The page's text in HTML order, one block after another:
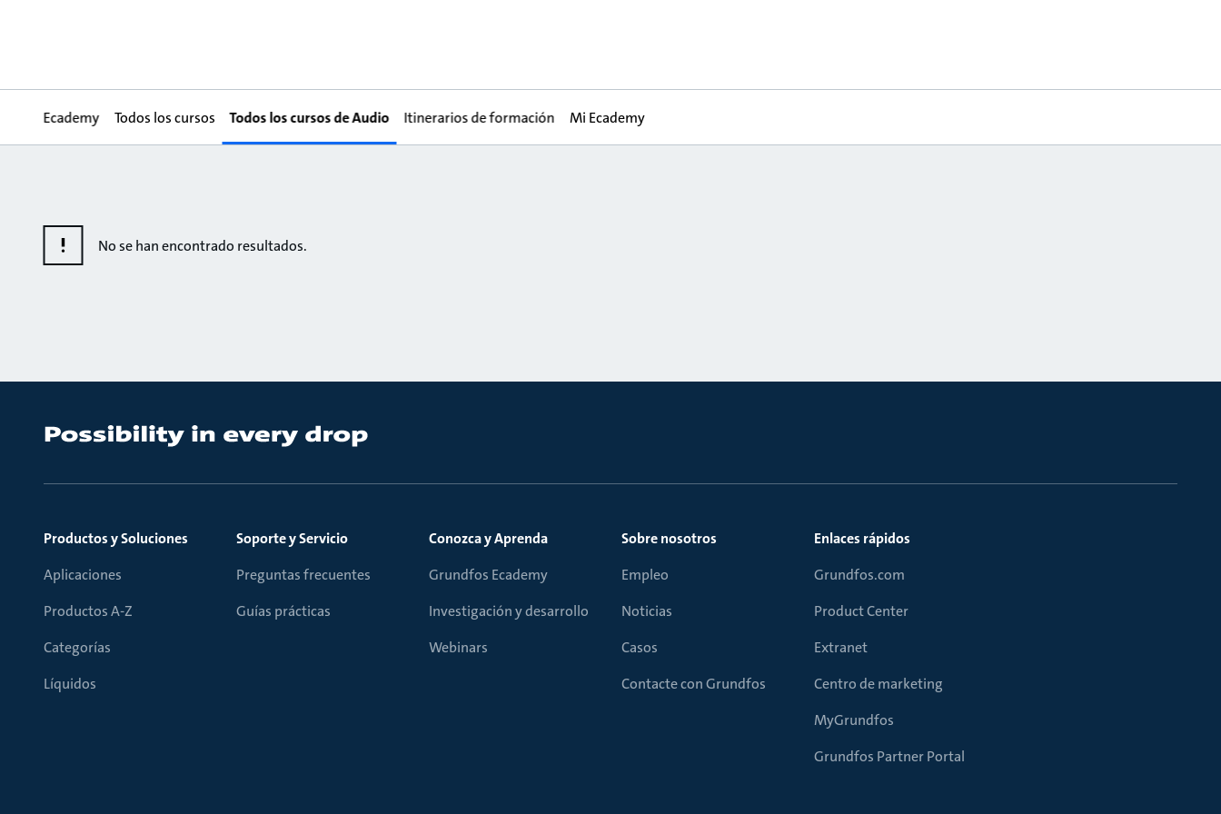
Ecademy Todos los cursos Todos los cursos de Audio Itinerarios de formación Mi Ecademy
No se han encontrado resultados.
Productos y Soluciones
Aplicaciones
Productos A-Z
Categorías
Líquidos
Soporte y Servicio
Preguntas frecuentes
Guías prácticas
Conozca y Aprenda
Grundfos Ecademy
Investigación y desarrollo
Webinars
Sobre nosotros
Empleo
Noticias
Casos
Contacte con Grundfos
Enlaces rápidos
Grundfos.com
Product Center
Extranet
Centro de marketing
MyGrundfos
Grundfos Partner Portal